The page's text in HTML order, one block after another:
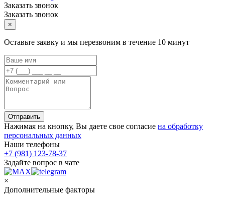
Заказать звонок
Заказать звонок
×
Оставьте заявку и мы перезвоним в течение 10 минут
Отправить
Нажимая на кнопку, Вы даете свое согласие на обработку
персональных данных
Наши телефоны
+7 (981) 123-78-37
Задайте вопрос в чате
×
Дополнительные факторы